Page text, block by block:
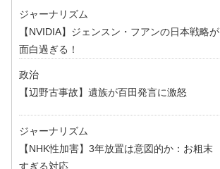
ジャーナリズム
【NVIDIA】ジェンスン・フアンの日本戦略が
面白過ぎる！
政治
【辺野古事故】遺族が百田発言に激怒
ジャーナリズム
【NHK性加害】3年放置は意図的か：お粗末
すぎる対応